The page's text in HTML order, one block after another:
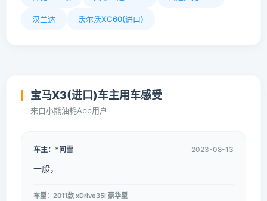
汉兰达 沃尔沃XC60(进口)
宝马X3(进口)车主用车感受
来自小熊油耗App用户
车主：*问雪 2023-08-13
一般，
车型：2011款 xDrive35i 豪华型